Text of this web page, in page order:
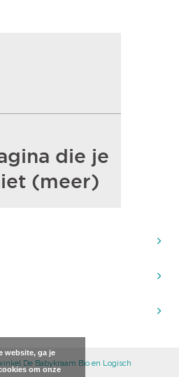
De Babykraam Bio en Logisch
website, ga je
om onze